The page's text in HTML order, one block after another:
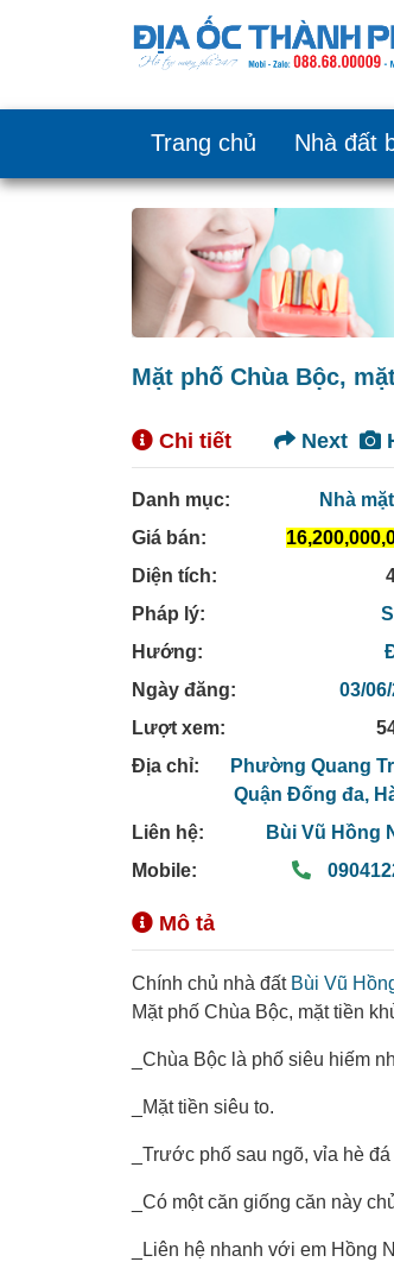
Trang chủ Nhà đất
Mặt phố Chùa Bộc,
Chi tiết Next
Danh mục:
Nhà
Giá bán:
Diện tích:
Pháp lý:
Hướng:
Ngày đăng:
03/
Lượt xem:
Địa chỉ:
Phường Quang
Quận Đống đa,
Liên hệ:
Bùi Vũ Hồng
Mobile:
Mô tả
Chính chủ nhà đất Bùi Vũ
Mặt phố Chùa Bộc, mặt tiền
_Chùa Bộc là phố siêu hiếm
_Mặt tiền siêu to.
_Trước phố sau ngõ, vỉa hè
_Có một căn giống căn này
_Liên hệ nhanh với em Hồng